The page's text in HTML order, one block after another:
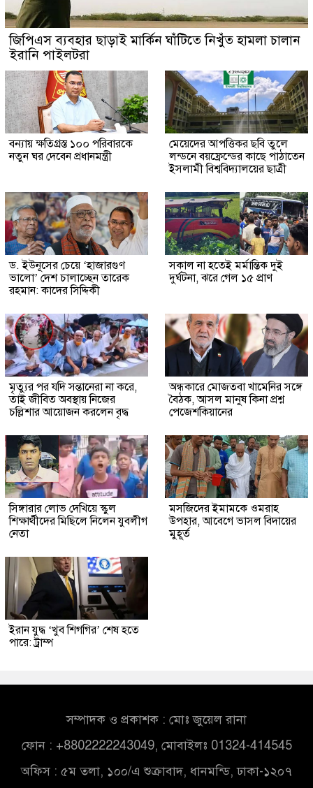
জিপিএস ব্যবহার ছাড়াই মার্কিন ঘাঁটিতে নিখুঁত হামলা চালান
ইরানি পাইলটরা
বন্যায় ক্ষতিগ্রস্ত ১০০ পরিবারকে
নতুন ঘর দেবেন প্রধানমন্ত্রী
মেয়েদের আপত্তিকর ছবি তুলে
লন্ডনে বয়ফ্রেন্ডের কাছে পাঠাতেন
ইসলামী বিশ্ববিদ্যালয়ের ছাত্রী
ড. ইউনূসের চেয়ে ‘হাজারগুণ
ভালো’ দেশ চালাচ্ছেন তারেক
রহমান: কাদের সিদ্দিকী
সকাল না হতেই মর্মান্তিক দুই
দুর্ঘটনা, ঝরে গেল ১৫ প্রাণ
মৃত্যুর পর যদি সন্তানেরা না করে,
তাই জীবিত অবস্থায় নিজের
চল্লিশার আয়োজন করলেন বৃদ্ধ
অন্ধকারে মোজতবা খামেনির সঙ্গে
বৈঠক, আসল মানুষ কিনা প্রশ্ন
পেজেশকিয়ানের
সিঙ্গারার লোভ দেখিয়ে স্কুল
শিক্ষার্থীদের মিছিলে নিলেন যুবলীগ
নেতা
মসজিদের ইমামকে ওমরাহ
উপহার, আবেগে ভাসল বিদায়ের
মুহূর্ত
ইরান যুদ্ধ ‘খুব শিগগির’ শেষ হতে
পারে: ট্রাম্প
সম্পাদক ও প্রকাশক : মোঃ জুয়েল রানা
ফোন : +8802222243049, মোবাইলঃ 01324-414545
অফিস : ৫ম তলা, ১০০/এ শুক্রাবাদ, ধানমন্ডি, ঢাকা-১২০৭